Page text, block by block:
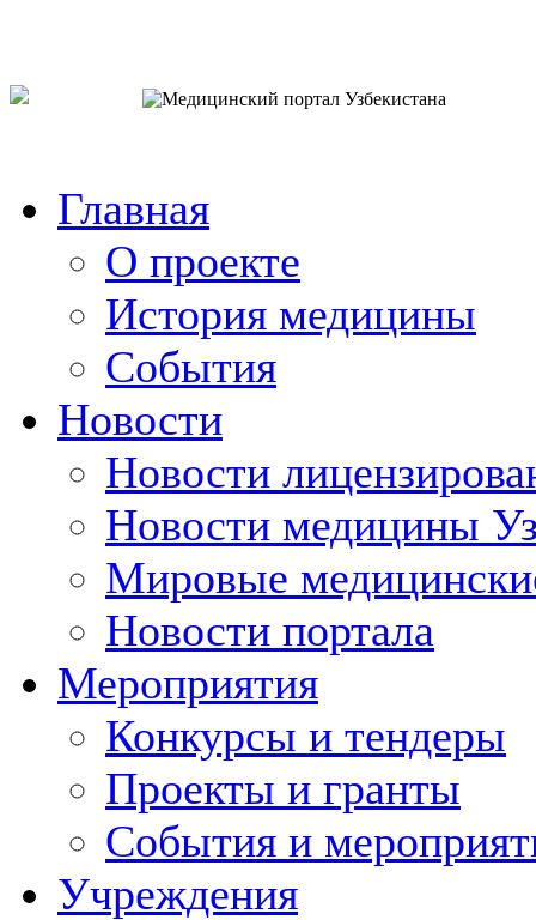
Главная
О проекте
История медицины
События
Новости
Новости
Новости медицины
Мировые
Новости портала
Мероприятия
Конкурсы и тендеры
Проекты и гранты
События и
Учреждения